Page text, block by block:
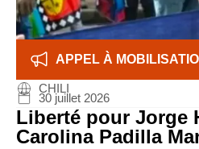
APPEL À
CHILI
30 juillet 2026
Liberté pour Jorge
Carolina Padilla